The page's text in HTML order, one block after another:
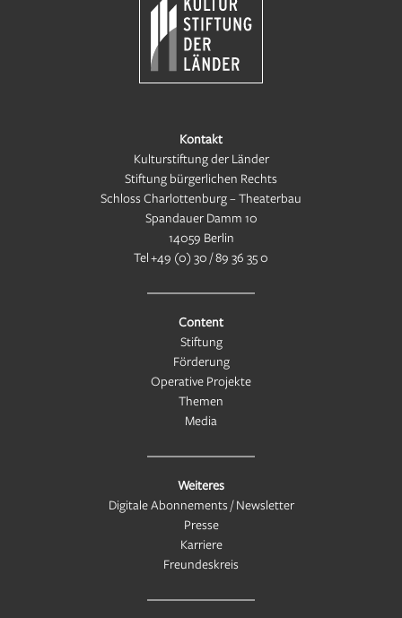
Kontakt
Kulturstiftung der Länder
Stiftung bürgerlichen Rechts
Schloss Charlottenburg – Theaterbau
Spandauer Damm 10
14059 Berlin
Tel+49 (0) 30 / 89 36 35 0
Content
Stiftung
Förderung
Operative Projekte
Themen
Media
Weiteres
Digitale Abonnements / Newsletter
Presse
Karriere
Freundeskreis